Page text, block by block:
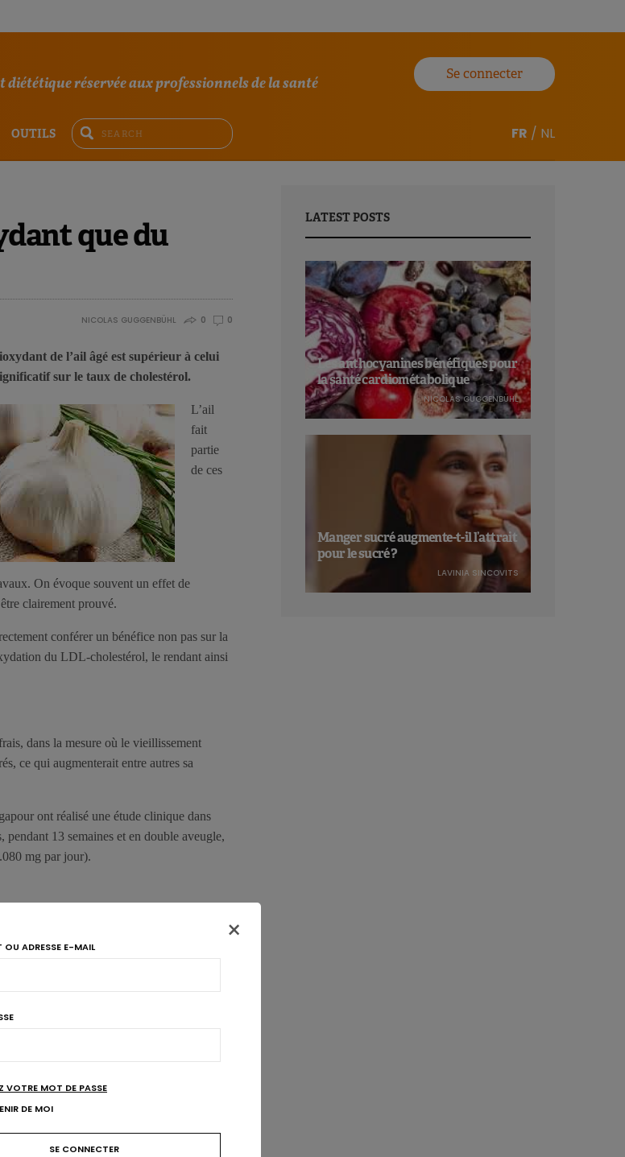
réservée aux professionnels de la santé
Se connecter
OUTILS FR / NL
que du
NICOLAS GUGGENBÜHL 0 0
de l’ail âgé est supérieur à celui
sur le taux de cholestérol.
L’ail
fait
partie
de ces
On évoque souvent un effet de
clairement prouvé.
conférer un bénéfice non pas sur la
du LDL-cholestérol, le rendant ainsi
dans la mesure où le vieillissement
ce qui augmenterait entre autres sa
ont réalisé une étude clinique dans
13 semaines et en double aveugle,
mg par jour).
favorablement avec l’ail âgé. Il y a:
dans le plasma et dans les urines,
lipidique dans le sérum,
ni l’ail frais n’ont d’effet significatif sur le
que l’ail âgé contient des quantités
allylcystéine, ce qui expliquerait les effets
LATEST POSTS
Les anthocyanines bénéfiques pour
la santé cardiométabolique
NICOLAS GUGGENBÜHL
Manger sucré augmente-t-il l’attrait
pour le sucré ?
LAVINIA SINCOVITS
×
OU ADRESSE E-MAIL
VOTRE MOT DE PASSE
DE MOI